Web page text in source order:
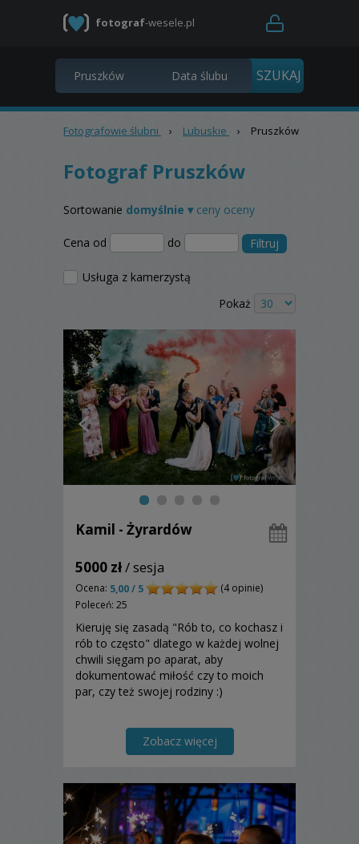
fotograf-wesele.pl
Fotografowie ślubni › Lubuskie › Pruszków
Fotograf Pruszków
Sortowanie domyślnie ▾ ceny oceny
Cena od do Filtruj
Usługa z kamerzystą
Pokaż
Kamil - Żyrardów
5000 zł/ sesja
Ocena: 5,00 / 5
(4 opinie)
Poleceń: 25
Kieruję się zasadą "Rób to, co kochasz i
rób to często" dlatego w każdej wolnej
chwili sięgam po aparat, aby
dokumentować miłość czy to moich
par, czy też swojej rodziny :)
Zobacz więcej